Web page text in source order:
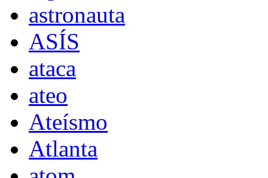
astronauta
ASÍS
ataca
ateo
Ateísmo
Atlanta